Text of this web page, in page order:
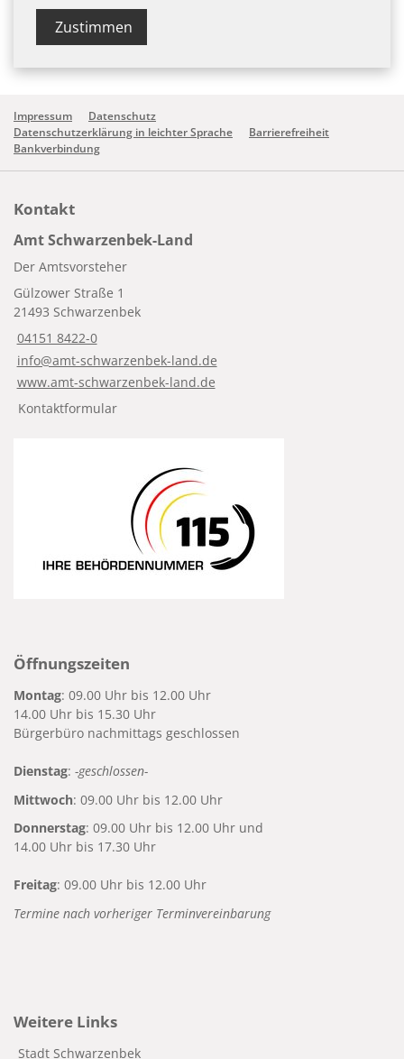
Zustimmen
Impressum
Datenschutz
Datenschutzerklärung in leichter Sprache
Barrierefreiheit
Bankverbindung
Kontakt
Amt Schwarzenbek-Land
Der Amtsvorsteher
Gülzower Straße 1
21493 Schwarzenbek
04151 8422-0
info@amt-schwarzenbek-land.de
www.amt-schwarzenbek-land.de
Kontaktformular
Öffnungszeiten
Montag: 09.00 Uhr bis 12.00 Uhr
14.00 Uhr bis 15.30 Uhr
Bürgerbüro nachmittags geschlossen
Dienstag: -geschlossen-
Mittwoch: 09.00 Uhr bis 12.00 Uhr
Donnerstag: 09.00 Uhr bis 12.00 Uhr und
14.00 Uhr bis 17.30 Uhr
Freitag: 09.00 Uhr bis 12.00 Uhr
Termine nach vorheriger Terminvereinbarung
Weitere Links
Stadt Schwarzenbek